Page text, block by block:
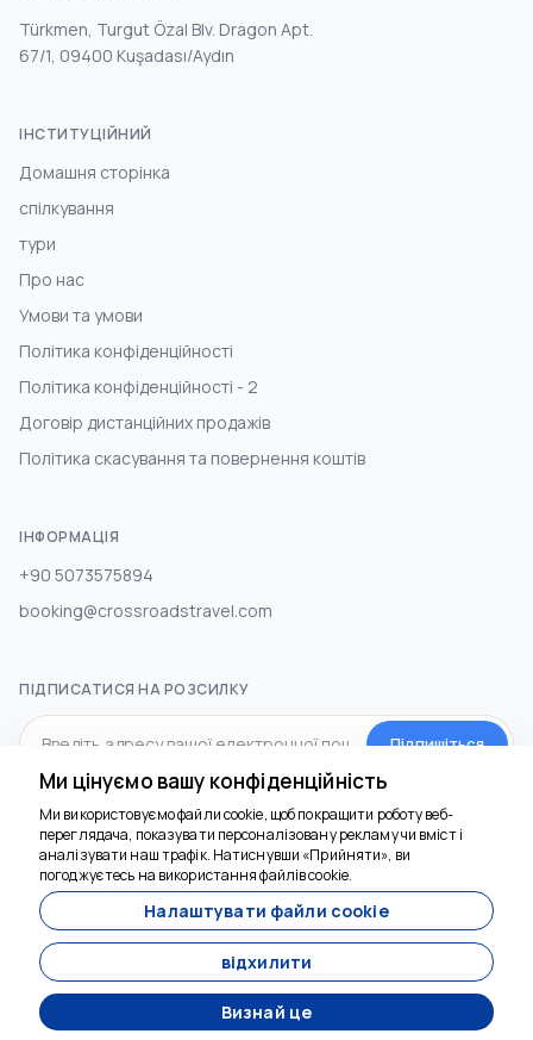
Türkmen, Turgut Özal Blv. Dragon Apt.
67/1, 09400 Kuşadası/Aydın
ІНСТИТУЦІЙНИЙ
Домашня сторінка
спілкування
тури
Про нас
Умови та умови
Політика конфіденційності
Політика конфіденційності - 2
Договір дистанційних продажів
Політика скасування та повернення коштів
ІНФОРМАЦІЯ
+90 5073575894
booking@crossroadstravel.com
ПІДПИСАТИСЯ НА РОЗСИЛКУ
Підпишіться
СОЦ.МЕДІА
Ми цінуємо вашу конфіденційність
Ми використовуємо файли cookie, щоб покращити роботу веб-
переглядача, показувати персоналізовану рекламу чи вміст і
аналізувати наш трафік. Натиснувши «Прийняти», ви
погоджуєтесь на використання файлів cookie.
Налаштувати файли cookie
відхилити
Визнай це